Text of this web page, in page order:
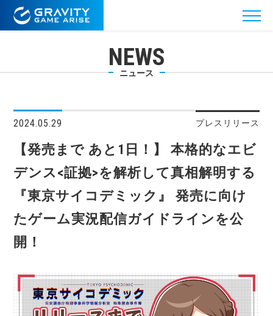
NEWS
ニュース
2024.05.29 プレスリリース
【発売まで あと1日！】 本格的なエビ
デンス<証拠>を解析して真相解明する
『東京サイコデミック』 発売に向け
たゲーム実況配信ガイドラインを公
開！